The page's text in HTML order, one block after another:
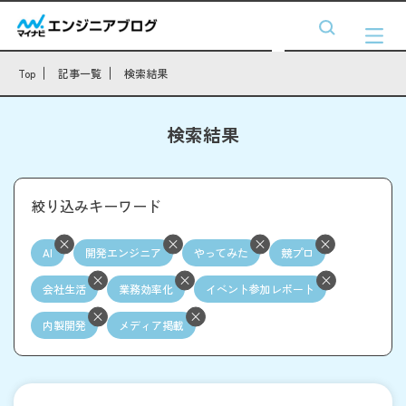
Top 記事一覧 検索結果
検索結果
絞り込みキーワード
AI 開発エンジニア やってみた 競プロ
会社生活 業務効率化 イベント参加レポート
内製開発 メディア掲載